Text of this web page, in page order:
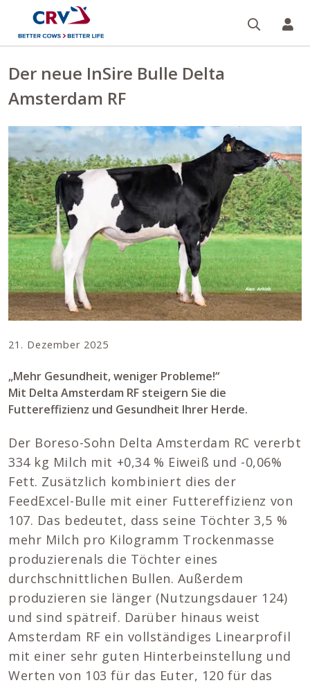
Der neue InSire Bulle Delta
Amsterdam RF
21. Dezember 2025
„Mehr Gesundheit, weniger Probleme!“
Mit Delta Amsterdam RF steigern Sie die
Futtereffizienz und Gesundheit Ihrer Herde.
Der Boreso-Sohn Delta Amsterdam RC vererbt
334 kg Milch mit +0,34 % Eiweiß und -0,06%
Fett. Zusätzlich kombiniert dies der
FeedExcel-Bulle mit einer Futtereffizienz von
107. Das bedeutet, dass seine Töchter 3,5 %
mehr Milch pro Kilogramm Trockenmasse
produzierenals die Töchter eines
durchschnittlichen Bullen. Außerdem
produzieren sie länger (Nutzungsdauer 124)
und sind spätreif. Darüber hinaus weist
Amsterdam RF ein vollständiges Linearprofil
mit einer sehr guten Hinterbeinstellung und
Werten von 103 für das Euter, 120 für das